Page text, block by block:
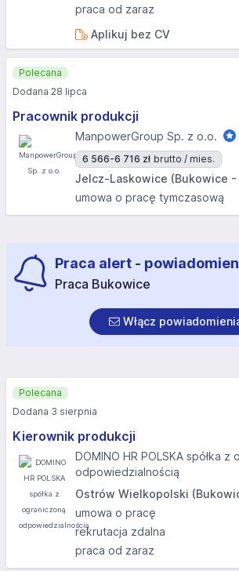
praca od zaraz
Aplikuj bez CV
Pracownik produkcji
ManpowerGroup Sp. z o.o.
6 566-6 716 zł brutto / mies.
Jelcz-Laskowice (Bukowice -
umowa o pracę tymczasową
Polecana
Dodana 28 lipca
Praca alert -
Praca Bukowice
Włącz
Kierownik produkcji
DOMINO HR POLSKA spółka z
odpowiedzialnością
Ostrów Wielkopolski
umowa o pracę
rekrutacja zdalna
praca od zaraz
Polecana
Dodana 3 sierpnia